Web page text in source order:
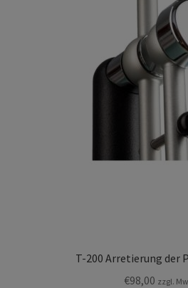
T-200 Arretierung der
€98,00 zzgl.